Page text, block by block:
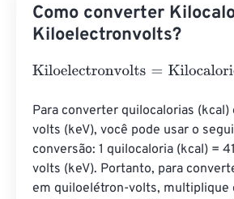
Como converter
Kiloelectronvolts?
Kiloelectronvolts=Kilocalories×
Para converter quilocalorias
volts (keV), você pode usar o
conversão: 1 quilocaloria (kcal) =
volts (keV). Portanto, para
em quiloelétron-volts, multiplique